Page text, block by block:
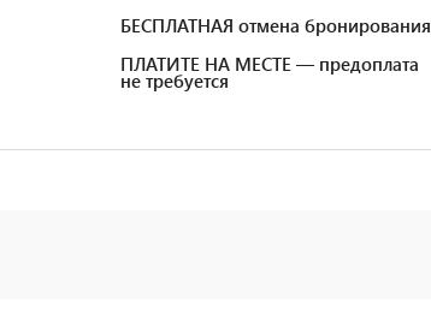
БЕСПЛАТНАЯ отмена бронирования
ПЛАТИТЕ НА МЕСТЕ — предоплата
не требуется